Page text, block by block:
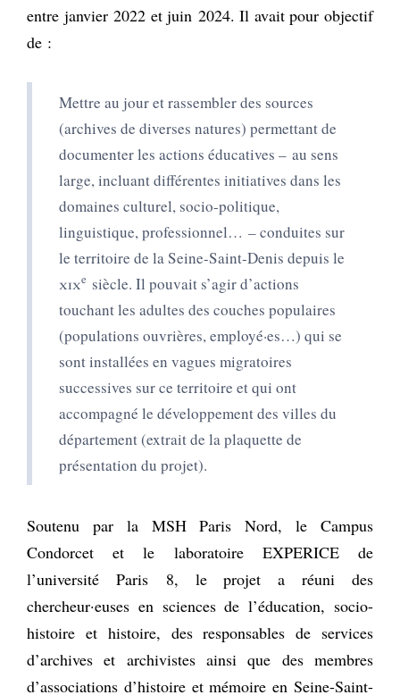
entre janvier 2022 et juin 2024. Il avait pour objectif
de :
Mettre au jour et rassembler des sources
(archives de diverses natures) permettant de
documenter les actions éducatives – au sens
large, incluant différentes initiatives dans les
domaines culturel, socio-politique,
linguistique, professionnel… – conduites sur
le territoire de la Seine-Saint-Denis depuis le
xixe siècle. Il pouvait s’agir d’actions
touchant les adultes des couches populaires
(populations ouvrières, employé·es…) qui se
sont installées en vagues migratoires
successives sur ce territoire et qui ont
accompagné le développement des villes du
département (extrait de la plaquette de
présentation du projet).
Soutenu par la MSH Paris Nord, le Campus
Condorcet et le laboratoire EXPERICE de
l’université Paris 8, le projet a réuni des
chercheur·euses en sciences de l’éducation, socio-
histoire et histoire, des responsables de services
d’archives et archivistes ainsi que des membres
d’associations d’histoire et mémoire en Seine-Saint-